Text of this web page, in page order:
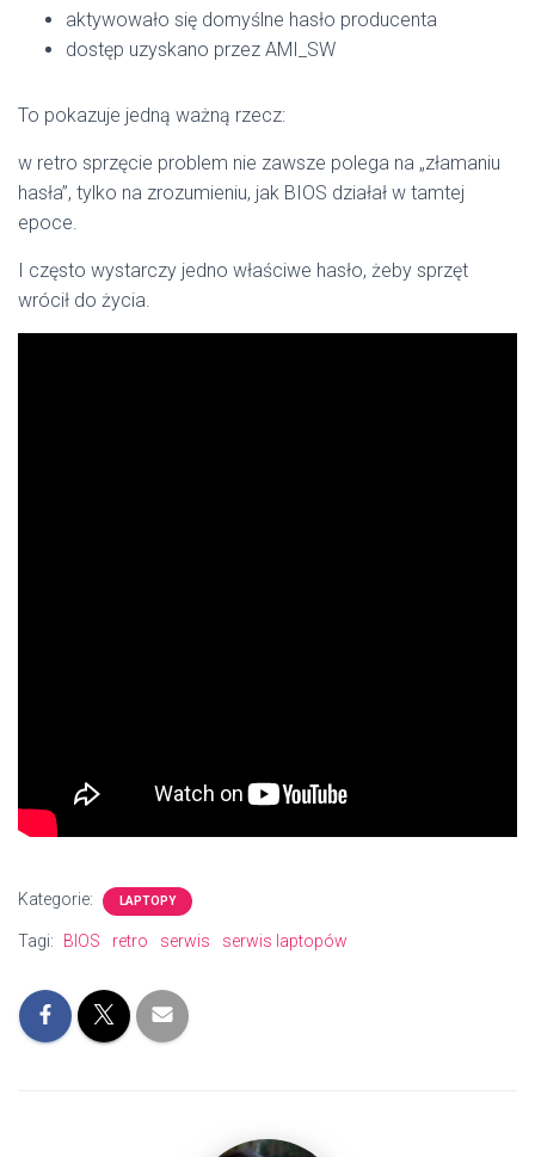
aktywowało się domyślne hasło producenta
dostęp uzyskano przez AMI_SW
To pokazuje jedną ważną rzecz:
w retro sprzęcie problem nie zawsze polega na „złamaniu
hasła”, tylko na zrozumieniu, jak BIOS działał w tamtej
epoce.
I często wystarczy jedno właściwe hasło, żeby sprzęt
wrócił do życia.
Kategorie: LAPTOPY
Tagi: BIOS retro serwis serwis laptopów